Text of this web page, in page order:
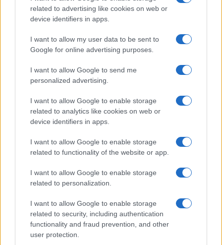
related to advertising like cookies on web or
device identifiers in apps.
I want to allow my user data to be sent to
Google for online advertising purposes.
I want to allow Google to send me
personalized advertising.
I want to allow Google to enable storage
related to analytics like cookies on web or
device identifiers in apps.
I want to allow Google to enable storage
related to functionality of the website or app.
I want to allow Google to enable storage
related to personalization.
I want to allow Google to enable storage
related to security, including authentication
functionality and fraud prevention, and other
user protection.
Pieve Comics 2026: tutto ciò che devi sapere
sull’evento nerd di Perugia